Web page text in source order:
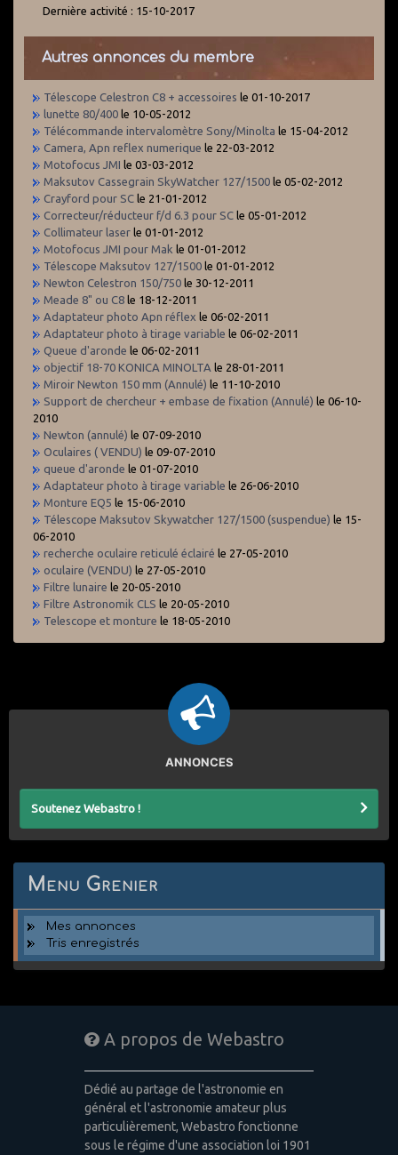
Dernière activité : 15-10-2017
Autres annonces du membre
Télescope Celestron C8 + accessoires le 01-10-2017
lunette 80/400 le 10-05-2012
Télécommande intervalomètre Sony/Minolta le 15-04-2012
Camera, Apn reflex numerique le 22-03-2012
Motofocus JMI le 03-03-2012
Maksutov Cassegrain SkyWatcher 127/1500 le 05-02-2012
Crayford pour SC le 21-01-2012
Correcteur/réducteur f/d 6.3 pour SC le 05-01-2012
Collimateur laser le 01-01-2012
Motofocus JMI pour Mak le 01-01-2012
Télescope Maksutov 127/1500 le 01-01-2012
Newton Celestron 150/750 le 30-12-2011
Meade 8" ou C8 le 18-12-2011
Adaptateur photo Apn réflex le 06-02-2011
Adaptateur photo à tirage variable le 06-02-2011
Queue d'aronde le 06-02-2011
objectif 18-70 KONICA MINOLTA le 28-01-2011
Miroir Newton 150 mm (Annulé) le 11-10-2010
Support de chercheur + embase de fixation (Annulé) le 06-10-
2010
Newton (annulé) le 07-09-2010
Oculaires ( VENDU) le 09-07-2010
queue d'aronde le 01-07-2010
Adaptateur photo à tirage variable le 26-06-2010
Monture EQ5 le 15-06-2010
Télescope Maksutov Skywatcher 127/1500 (suspendue) le 15-
06-2010
recherche oculaire reticulé éclairé le 27-05-2010
oculaire (VENDU) le 27-05-2010
Filtre lunaire le 20-05-2010
Filtre Astronomik CLS le 20-05-2010
Telescope et monture le 18-05-2010
ANNONCES
Soutenez Webastro !
Menu Grenier
Mes annonces
Tris enregistrés
A propos de Webastro
Dédié au partage de l'astronomie en
général et l'astronomie amateur plus
particulièrement, Webastro fonctionne
sous le régime d'une association loi 1901